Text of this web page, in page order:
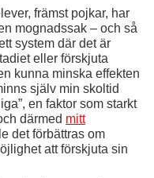
främst pojkar, har
mognadssak – och så
system där det är
eller förskjuta
kunna minska effekten
själv min skoltid
en faktor som starkt
därmed mitt
det förbättras om
att förskjuta sin